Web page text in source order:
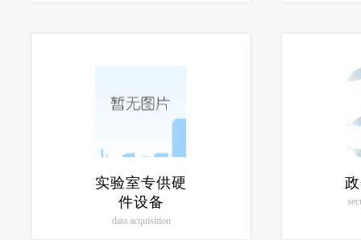
实验室专供硬
件设备
data acquisition